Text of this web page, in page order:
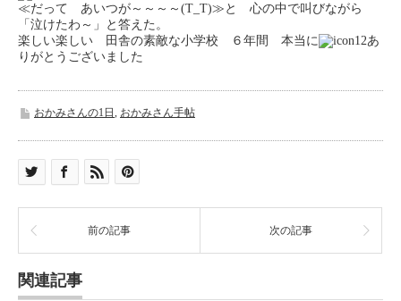
≪だって あいつが～～～～(T_T)≫と 心の中で叫びながら
「泣けたわ～」と答えた。
楽しい楽しい 田舎の素敵な小学校 ６年間 本当に
あ
りがとうございました
おかみさんの1日 , おかみさん手帖
前の記事 次の記事
関連記事